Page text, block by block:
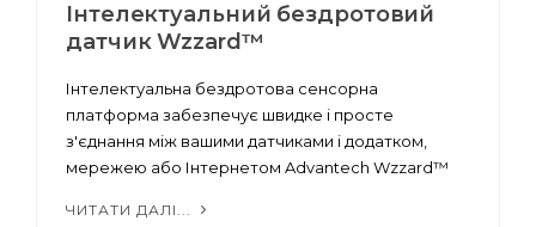
Інтелектуальний бездротовий
датчик Wzzard™
Інтелектуальна бездротова сенсорна
платформа забезпечує швидке і просте
з'єднання між вашими датчиками і додатком,
мережею або Інтернетом Advantech Wzzard™
ЧИТАТИ ДАЛІ...